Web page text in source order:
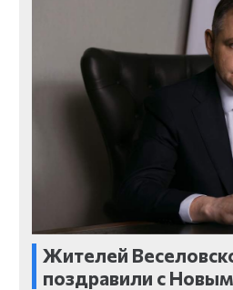
Жителей
поздравили с